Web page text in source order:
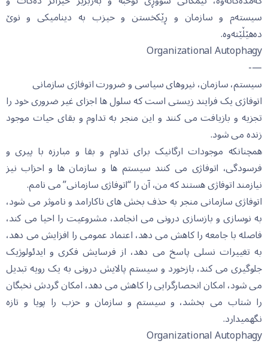
سیستەم و سازمان و ڕێکخستن و حیزب بە دینامیکی و نوێ
دەهێڵێتەوە.
Organizational Autophagy
—-
سیستم، سازمان، نیروهای سیاسی و ضرورت اتوفاژی سازمانی
اتوفاژی یک فرایند زیستی است کە سلول ها اجزای غیر ضروری خود را
تجزیە و بازیافت می کنند و این منجر بە تداوم و بقای حیات موجود
زندە می شود.
همچنانکە موجودات ارگانیک برای تداوم و بقا و مبارزە با پیری و
فرسودگی، اتوفاژی می کنند سیستم ها و سازمان ها و احزاب نیز
نیازمند اتوفاژی هستند کە من، آن را “اتوفاژی سازمانی” می نامم.
اتوفاژی سازمانی منجر بە حذف بخش های ناکارامد و ناموثر می شود،
بە نوسازی و بازسازی درونی می انجامد، مشروعیت را احیا می کند،
فاصلە با جامعە را کاهش می دهد، اعتماد عمومی را افزایش می دهد،
بە تغییرات نسلی پاسخ می دهد، از فرسایش فکری و ایدئولوژیک
جلوگیری می کند، بازخورد و سیستم پالایش درونی بە یک رویە تبدیل
می شود، امکان انحصارگرایی را کاهش می دهد، امکان گردش نخبگان
را شتاب می بخشد، و سیستم و سازمان و حزب را پویا و تازە
نگهمیدارد.
Organizational Autophagy